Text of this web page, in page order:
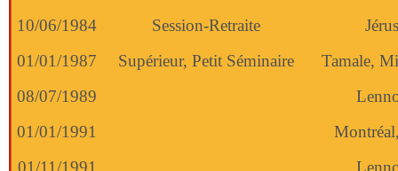
10/06/1984
Session-Retraite
01/01/1987
Supérieur, Petit Séminaire
Tamale,
08/07/1989
01/01/1991
01/11/1991